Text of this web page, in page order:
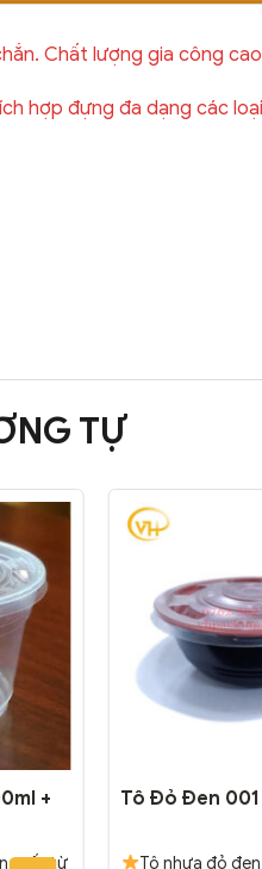
Chất lượng gia công
hợp đựng đa dạng các
TỰ
+
xuất từ
Tô Đỏ Đen 001
Tô nhựa đỏ